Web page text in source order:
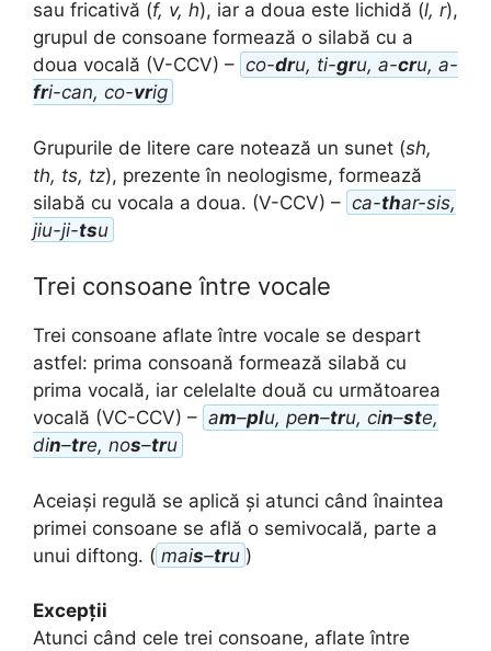
sau fricativă (f, v, h), iar a doua este lichidă (l, r),
grupul de consoane formează o silabă cu a
doua vocală (V-CCV) – co-dru, ti-gru, a-cru, a-
fri-can, co-vrig
Grupurile de litere care notează un sunet (sh,
th, ts, tz), prezente în neologisme, formează
silabă cu vocala a doua. (V-CCV) – ca-thar-sis,
jiu-ji-tsu
Trei consoane între vocale
Trei consoane aflate între vocale se despart
astfel: prima consoană formează silabă cu
prima vocală, iar celelalte două cu următoarea
vocală (VC-CCV) – am–plu, pen–tru, cin–ste,
din–tre, nos–tru
Aceiași regulă se aplică și atunci când înaintea
primei consoane se află o semivocală, parte a
unui diftong. ( mais–tru )
Excepții
Atunci când cele trei consoane, aflate între